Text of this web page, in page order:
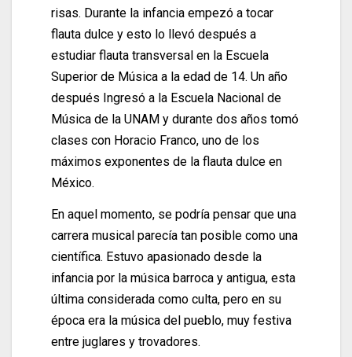
risas. Durante la infancia empezó a tocar
flauta dulce y esto lo llevó después a
estudiar flauta transversal en la Escuela
Superior de Música a la edad de 14. Un año
después Ingresó a la Escuela Nacional de
Música de la UNAM y durante dos años tomó
clases con Horacio Franco, uno de los
máximos exponentes de la flauta dulce en
México.
En aquel momento, se podría pensar que una
carrera musical parecía tan posible como una
científica. Estuvo apasionado desde la
infancia por la música barroca y antigua, esta
última considerada como culta, pero en su
época era la música del pueblo, muy festiva
entre juglares y trovadores.